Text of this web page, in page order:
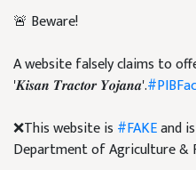
🚨 Beware!
A website falsely claims to
'𝑲𝒊𝒔𝒂𝒏 𝑻𝒓𝒂𝒄𝒕𝒐𝒓 𝒀𝒐𝒋𝒂𝒏𝒂'.
❌This website is #FAKEand
Department of Agriculture &